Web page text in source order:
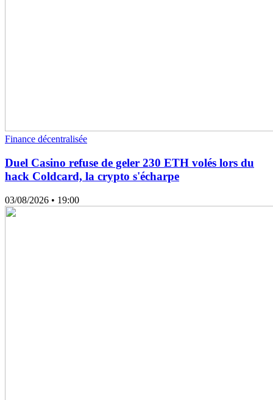
Finance décentralisée
Duel Casino refuse de geler 230 ETH volés lors du
hack Coldcard, la crypto s'écharpe
03/08/2026 • 19:00